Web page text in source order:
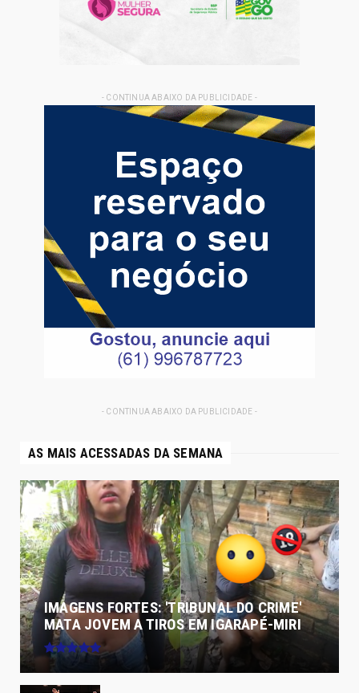
- CONTINUA ABAIXO DA PUBLICIDADE -
- CONTINUA ABAIXO DA PUBLICIDADE -
AS MAIS ACESSADAS DA SEMANA
IMAGENS FORTES: 'TRIBUNAL DO CRIME'
MATA JOVEM A TIROS EM IGARAPÉ-MIRI